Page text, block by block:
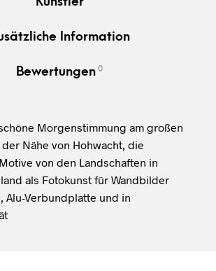
Information
Bewertungen 0
Morgenstimmung am großen
Nähe von Hohwacht, die
von den Landschaften in
als Fotokunst für Wandbilder
Alu-Verbundplatte und in